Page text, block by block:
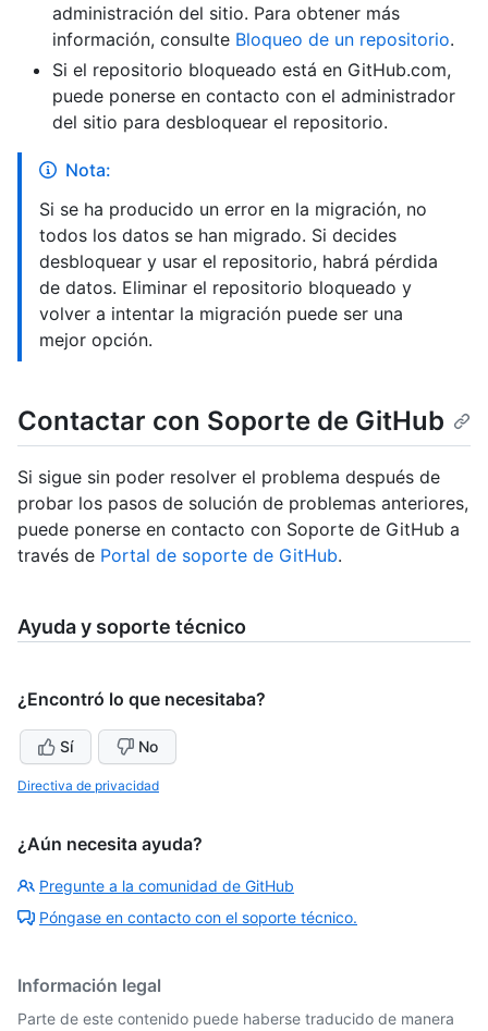
administración del sitio. Para obtener más
información, consulte Bloqueo de un repositorio.
Si el repositorio bloqueado está en GitHub.com,
puede ponerse en contacto con el administrador
del sitio para desbloquear el repositorio.
Nota:
Si se ha producido un error en la migración, no
todos los datos se han migrado. Si decides
desbloquear y usar el repositorio, habrá pérdida
de datos. Eliminar el repositorio bloqueado y
volver a intentar la migración puede ser una
mejor opción.
Contactar con Soporte de GitHub
Si sigue sin poder resolver el problema después de
probar los pasos de solución de problemas anteriores,
puede ponerse en contacto con Soporte de GitHub a
través de Portal de soporte de GitHub.
Ayuda y soporte técnico
¿Encontró lo que necesitaba?
Sí No
Directiva de privacidad
¿Aún necesita ayuda?
Pregunte a la comunidad de GitHub
Póngase en contacto con el soporte técnico.
Información legal
Parte de este contenido puede haberse traducido de manera